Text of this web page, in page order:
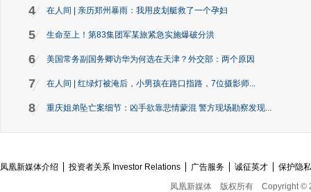
4 在人间 | 亲历郑州暴雨：我用皮划艇救了一个孕妇
5 生命至上！第83集团军某旅紧急实施爆破分洪
6 美国常务副国务卿访华为何选在天津？外交部：两个原因
7 在人间 | 红绿灯被淹后，小男孩在路口指路，7位摄影师...
8 重庆姐弟坠亡案细节：凶手欲靠悲情蒙混 警方现场勘察发现...
凤凰新媒体介绍 投资者关系 Investor Relations 广告服务 诚征英才
保护隐
凤凰新媒体
版权所有 Copyright ©